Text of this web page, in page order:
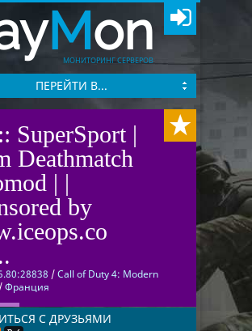
Mon
МОНИТОРИНГ СЕРВЕРОВ
ПЕРЕЙТИ В...
SuperSport |
Deathmatch
| |
by
/Call of Duty 4: Modern
/Франция
С ДРУЗЬЯМИ